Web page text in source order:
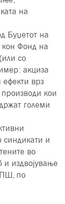
на
Буџетот на
кон Фонд на
со
акциза
врз
производи кои
големи
синдикати и
во
и издвојување
по